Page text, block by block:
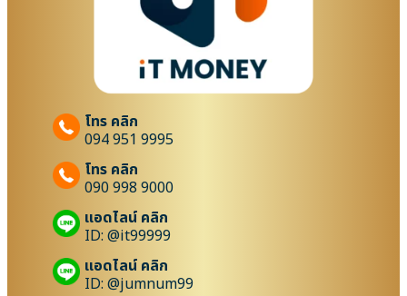
โทร คลิก
094 951 9995
โทร คลิก
090 998 9000
แอดไลน์ คลิก
ID: @it99999
แอดไลน์ คลิก
ID: @jumnum99